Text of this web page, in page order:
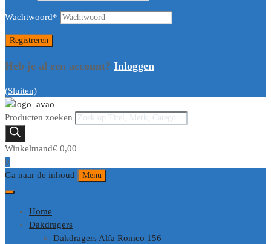
Wachtwoord*
Heb je al een account? Inloggen
(Sluiten)
Producten zoeken
Winkelmand€ 0,00
0
Ga naar de inhoud
Menu
Home
Dakdragers
Dakdragers Alfa Romeo 156